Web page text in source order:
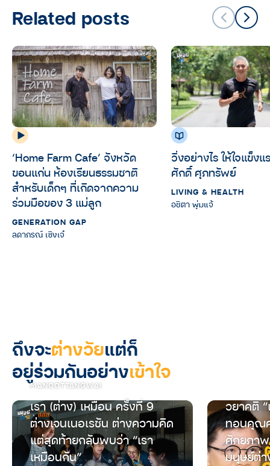
Related posts
‘Home Farm Cafe’ จังหวัด
ขอนแก่น ห้องเรียนธรรมชาติ
สำหรับเด็กๆ ที่เกิดจากความ
ร่วมมือของ 3 แม่ลูก
GENERATION GAP
ลดาภรณ์ เซิงเจ๋
วิ่งอย่างไร ให้ใจแข็ง
ศักดิ์ ศุภทรัพย์
LIVING & HEALTH
อชิตา พุ่มแจ้
ถึงจะต่างวัยแต่ก็
อยู่ร่วมกันอย่างเข้าใจ
MANOOTTANGWAI
เรา (ต่าง) เหมือน ครั้งที่ 9
ต่างเจนเนอเรชัน ต่างความคิด
แต่สุดท้ายกลับพบว่า “เรา
เหมือนกัน”
วยาคติ
ทอนคุณ
ศักยภา
มนุษย์ต่า